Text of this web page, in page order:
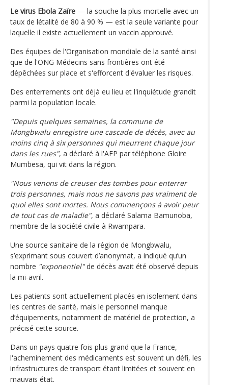
Le virus Ebola Zaïre — la souche la plus mortelle avec un
taux de létalité de 80 à 90 % — est la seule variante pour
laquelle il existe actuellement un vaccin approuvé.
Des équipes de l'Organisation mondiale de la santé ainsi
que de l'ONG Médecins sans frontières ont été
dépêchées sur place et s'efforcent d'évaluer les risques.
Des enterrements ont déjà eu lieu et l'inquiétude grandit
parmi la population locale.
"Depuis quelques semaines, la commune de
Mongbwalu enregistre une cascade de décès, avec au
moins cinq à six personnes qui meurrent chaque jour
dans les rues", a déclaré à l'AFP par téléphone Gloire
Mumbesa, qui vit dans la région.
"Nous venons de creuser des tombes pour enterrer
trois personnes, mais nous ne savons pas vraiment de
quoi elles sont mortes. Nous commençons à avoir peur
de tout cas de maladie", a déclaré Salama Bamunoba,
membre de la société civile à Rwampara.
Une source sanitaire de la région de Mongbwalu,
s’exprimant sous couvert d’anonymat, a indiqué qu’un
nombre "exponentiel"de décès avait été observé depuis
la mi-avril.
Les patients sont actuellement placés en isolement dans
les centres de santé, mais le personnel manque
d’équipements, notamment de matériel de protection, a
précisé cette source.
Dans un pays quatre fois plus grand que la France,
l'acheminement des médicaments est souvent un défi, les
infrastructures de transport étant limitées et souvent en
mauvais état.